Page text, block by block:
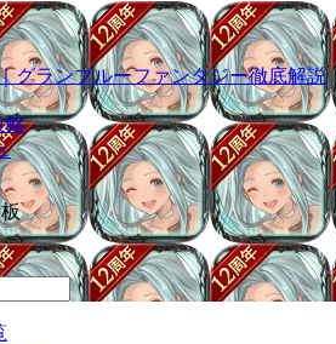
グランブルーファンタジー徹底解説
略